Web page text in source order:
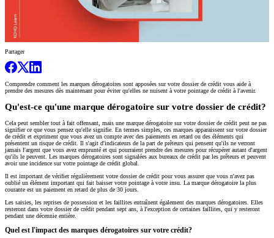
Partager
Comprendre comment les marques dérogatoires sont apposées sur votre dossier de crédit vous aide à
prendre des mesures dès maintenant pour éviter qu'elles ne nuisent à votre pointage de crédit à l'avenir.
Qu'est-ce qu'une marque dérogatoire sur votre dossier de crédit?
Cela peut sembler tout à fait offensant, mais une marque dérogatoire sur votre dossier de crédit peut ne pas
signifier ce que vous pensez qu'elle signifie. En termes simples, ces marques apparaissent sur votre dossier
de crédit et expriment que vous avez un compte avec des paiements en retard ou des éléments qui
présentent un risque de crédit. Il s'agit d'indicateurs de la part de prêteurs qui pensent qu'ils ne verront
jamais l'argent que vous avez emprunté et qui pourraient prendre des mesures pour récupérer autant d'argent
qu'ils le peuvent. Les marques dérogatoires sont signalées aux bureaux de crédit par les prêteurs et peuvent
avoir une incidence sur votre pointage de crédit global.
Il est important de vérifier régulièrement votre dossier de crédit pour vous assurer que vous n'avez pas
oublié un élément important qui fait baisser votre pointage à votre insu. La marque dérogatoire la plus
courante est un paiement en retard de plus de 30 jours.
Les saisies, les reprises de possession et les faillites entraînent également des marques dérogatoires. Elles
resteront dans votre dossier de crédit pendant sept ans, à l'exception de certaines faillites, qui y resteront
pendant une décennie entière.
Quel est l'impact des marques dérogatoires sur votre crédit?